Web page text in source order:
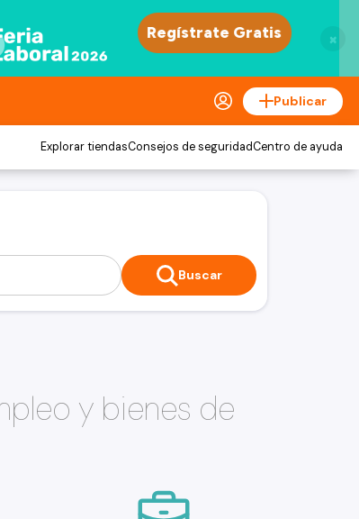
×
Publicar
Explorar tiendasConsejos de seguridadCentro de ayuda
Buscar
y bienes de